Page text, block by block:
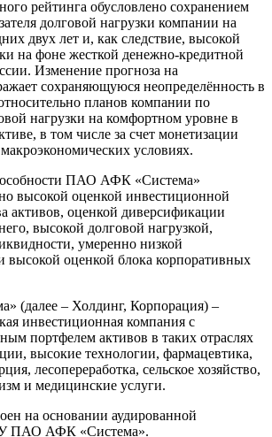
рейтинга обусловлено сохранением
долговой нагрузки компании на
двух лет и, как следствие, высокой
на фоне жесткой денежно-кредитной
Изменение прогноза на
сохраняющуюся неопределённость в
планов компании по
нагрузки на комфортном уровне в
в том числе за счет монетизации
условиях.
ПАО АФК «Система»
высокой оценкой инвестиционной
активов, оценкой диверсификации
высокой долговой нагрузкой,
умеренно низкой
высокой оценкой блока корпоративных
(далее – Холдинг, Корпорация) –
инвестиционная компания с
портфелем активов в таких отраслях
высокие технологии, фармацевтика,
лесопереработка, сельское хозяйство,
и медицинские услуги.
на основании аудированной
ПАО АФК «Система».